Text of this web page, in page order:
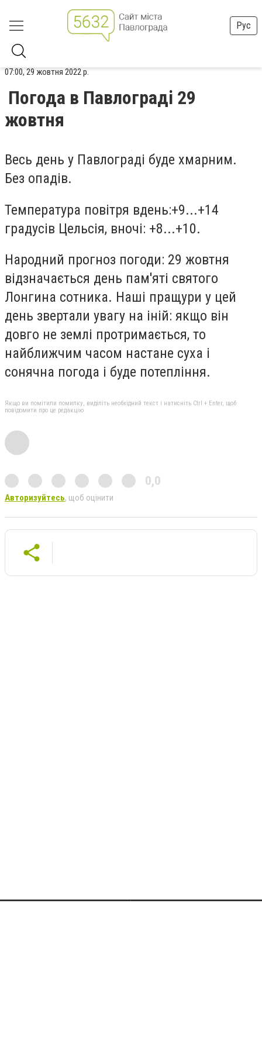
Рус
07:00, 29 жовтня 2022 р.
Погода в Павлограді 29
жовтня
Весь день у Павлограді буде хмарним.
Без опадів.
Температура повітря вдень:+9...+14
градусів Цельсія, вночі: +8...+10.
Народний прогноз погоди: 29 жовтня
відзначається день пам'яті святого
Лонгина сотника. Наші пращури у цей
день звертали увагу на іній: якщо він
довго не землі протримається, то
найближчим часом настане суха і
сонячна погода і буде потепління.
Якщо ви помітили помилку, виділіть необхідний текст і натисніть Ctrl + Enter, щоб
повідомити про це редакцію
0,0
Авторизуйтесь, щоб оцінити